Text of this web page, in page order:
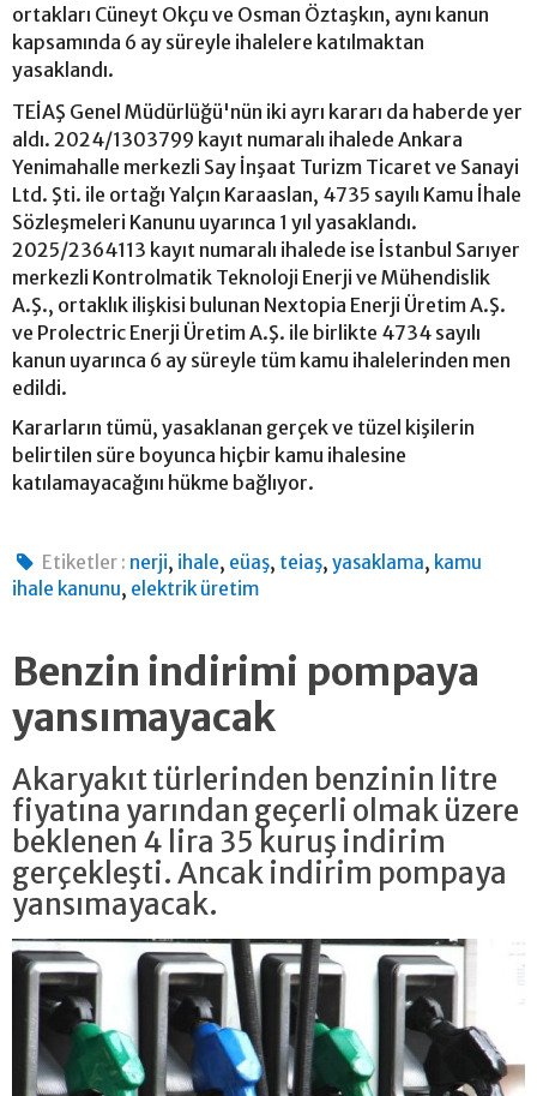
ortakları Cüneyt Okçu ve Osman Öztaşkın, aynı kanun
kapsamında 6 ay süreyle ihalelere katılmaktan
yasaklandı.
TEİAŞ Genel Müdürlüğü'nün iki ayrı kararı da haberde yer
aldı. 2024/1303799 kayıt numaralı ihalede Ankara
Yenimahalle merkezli Say İnşaat Turizm Ticaret ve Sanayi
Ltd. Şti. ile ortağı Yalçın Karaaslan, 4735 sayılı Kamu İhale
Sözleşmeleri Kanunu uyarınca 1 yıl yasaklandı.
2025/2364113 kayıt numaralı ihalede ise İstanbul Sarıyer
merkezli Kontrolmatik Teknoloji Enerji ve Mühendislik
A.Ş., ortaklık ilişkisi bulunan Nextopia Enerji Üretim A.Ş.
ve Prolectric Enerji Üretim A.Ş. ile birlikte 4734 sayılı
kanun uyarınca 6 ay süreyle tüm kamu ihalelerinden men
edildi.
Kararların tümü, yasaklanan gerçek ve tüzel kişilerin
belirtilen süre boyunca hiçbir kamu ihalesine
katılamayacağını hükme bağlıyor.
Etiketler : nerji, ihale, eüaş, teiaş,yasaklama, kamu
ihale kanunu, elektrik üretim
Benzin indirimi pompaya
yansımayacak
Akaryakıt türlerinden benzinin litre
fiyatına yarından geçerli olmak üzere
beklenen 4 lira 35 kuruş indirim
gerçekleşti. Ancak indirim pompaya
yansımayacak.